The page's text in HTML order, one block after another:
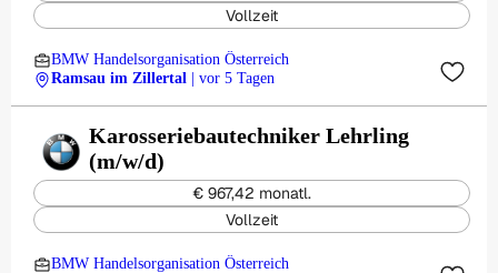
Vollzeit
BMW Handelsorganisation Österreich
Ramsau im Zillertal
| vor 5 Tagen
Karosseriebautechniker Lehrling
(m/w/d)
€ 967,42 monatl.
Vollzeit
BMW Handelsorganisation Österreich